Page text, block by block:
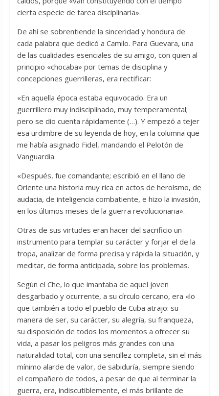
cierta especie de tarea disciplinaria».
De ahí se sobrentiende la sinceridad y hondura de
cada palabra que dedicó a Camilo. Para Guevara, una
de las cualidades esenciales de su amigo, con quien al
principio «chocaba» por temas de disciplina y
concepciones guerrilleras, era rectificar:
«En aquella época estaba equivocado. Era un
guerrillero muy indisciplinado, muy temperamental;
pero se dio cuenta rápidamente (…). Y empezó a tejer
esa urdimbre de su leyenda de hoy, en la columna que
me había asignado Fidel, mandando el Pelotón de
Vanguardia.
«Después, fue comandante; escribió en el llano de
Oriente una historia muy rica en actos de heroísmo, de
audacia, de inteligencia combatiente, e hizo la invasión,
en los últimos meses de la guerra revolucionaria».
Otras de sus virtudes eran hacer del sacrificio un
instrumento para templar su carácter y forjar el de la
tropa, analizar de forma precisa y rápida la situación, y
meditar, de forma anticipada, sobre los problemas.
Según el Che, lo que imantaba de aquel joven
desgarbado y ocurrente, a su círculo cercano, era «lo
que también a todo el pueblo de Cuba atrajo: su
manera de ser, su carácter, su alegría, su franqueza,
su disposición de todos los momentos a ofrecer su
vida, a pasar los peligros más grandes con una
naturalidad total, con una sencillez completa, sin el más
mínimo alarde de valor, de sabiduría, siempre siendo
el compañero de todos, a pesar de que al terminar la
guerra, era, indiscutiblemente, el más brillante de